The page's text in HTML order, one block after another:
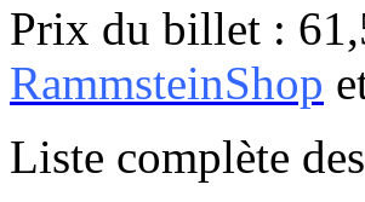
Prix du billet :
RammsteinShop
Liste complète